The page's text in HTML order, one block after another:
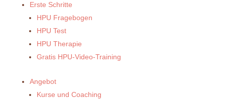
Erste Schritte
HPU Fragebogen
HPU Test
HPU Therapie
Gratis HPU-Video-Training
Angebot
Kurse und Coaching